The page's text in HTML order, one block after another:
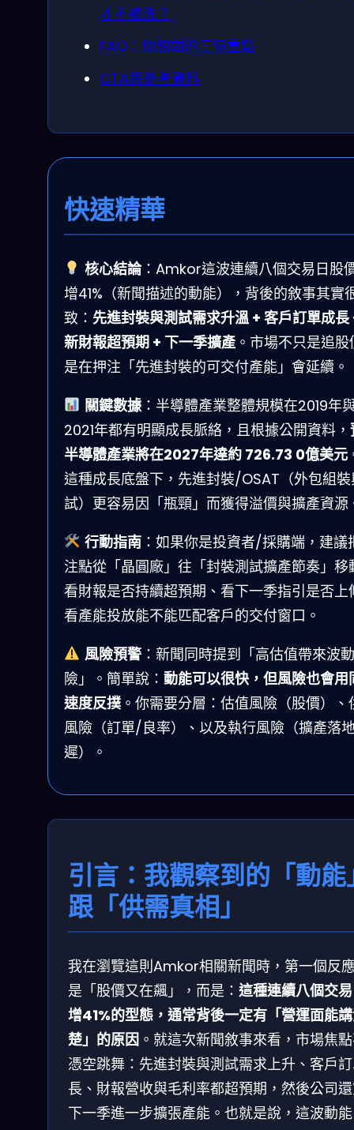
才不被洗？
FAQ：你想問的三個重點
CTA與參考資料
快速精華
核心結論：Amkor這波連續八個交易日股
增41%（新聞描述的動能），背後的敘事其實
致： 先進封裝與測試需求升溫 + 客戶訂單成長
新財報超預期 + 下一季擴產 。市場不只是追
是在押注「先進封裝的可交付產能」會延續。
關鍵數據：半導體產業整體規模在2019年
2021年都有明顯成長脈絡，且根據公開資料，
半導體產業將在2027年達約 726.73 0億美元
這種成長底盤下，先進封裝/OSAT（外包組
試）更容易因「瓶頸」而獲得溢價與擴產資源
行動指南：如果你是投資者/採購端，建議
注點從「晶圓廠」往「封裝測試擴產節奏」移
看財報是否持續超預期、看下一季指引是否上
看產能投放能不能匹配客戶的交付窗口。
風險預警：新聞同時提到「高估值帶來波
險」。簡單說： 動能可以很快，但風險也會用
速度反撲 。你需要分層：估值風險（股價）、
風險（訂單/良率）、以及執行風險（擴產落
遲）。
引言：我觀察到的「動能
跟「供需真相」
我在瀏覽這則Amkor相關新聞時，第一個反
是「股價又在飆」，而是： 這種連續八個交
增41%的型態，通常背後一定有「營運面能
楚」的原因 。就這次新聞敘事來看，市場焦
憑空跳舞：先進封裝與測試需求上升、客戶
長、財報營收與毛利率都超預期，然後公司
下一季進一步擴張產能。也就是說，這波動